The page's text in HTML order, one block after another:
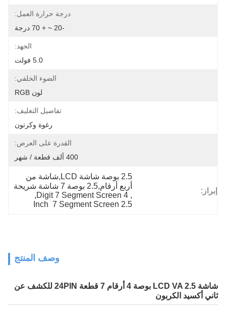
درجة حرارة العمل:
-20 ~ + 70 درجة
الجهد:
5.0 فولت
الضوء الخلفي:
لون RGB
تفاصيل التغليف:
رغوة وكرتون
القدرة على العرض:
400 ألف قطعة / شهر
إبراز:
أربع أرقام,2.5 بوصة 7 شاشة شريحة
,
4 Digit 7 Segment Screen
,
2.5 Inch  7 Segment Screen
وصف المنتج
شاشة LCD VA 2.5 بوصة 4 أرقام 7 قطعة 24PIN للكشف عن
ثاني أكسيد الكربون